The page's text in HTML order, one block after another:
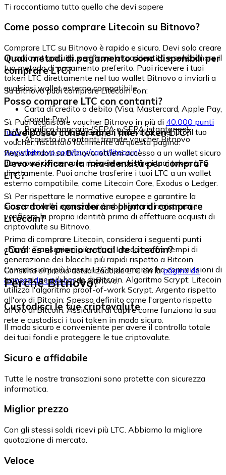
Ti raccontiamo tutto quello che devi sapere
Come posso comprare Litecoin su Bitnovo?
Comprare LTC su Bitnovo è rapido e sicuro. Devi solo creare
un account gratuito, verificare la tua identità e selezionare il
tuo metodo di pagamento preferito. Puoi ricevere i tuoi
token LTC direttamente nel tuo wallet Bitnovo o inviarli a
qualsiasi wallet esterno compatibile.
Quali metodi di pagamento sono disponibili per
comprare LTC?
Su Bitnovo puoi comprare Litecoin con:
Carta di credito o debito (Visa, Mastercard, Apple Pay,
Google Pay)
Bonifico bancario (SEPA o SEPA istantaneo)
Acquisto in contanti tramite voucher Bitnovo
Posso comprare LTC con contanti?
Sì. Puoi acquistare voucher Bitnovo in più di 40.000 punti
fisicidistribuiti in tutta Europa. Una volta ottenuto il tuo
voucher, riscattalo facilmente da questa pagina:
www.bitnovo.com/buy/cash/litecoin/
Dove posso conservare i miei token LTC?
Registrandoti su Bitnovo, ottieni accesso a un wallet sicuro
dove puoi conservare, ricevere e gestire i tuoi token LTC
direttamente. Puoi anche trasferire i tuoi LTC a un wallet
esterno compatibile, come Litecoin Core, Exodus o Ledger.
Devo verificare la mia identità per comprare
LTC?
Sì. Per rispettare le normative europee e garantire la
sicurezza delle operazioni, è obbligatorio registrarsi e
verificare la propria identità prima di effettuare acquisti di
criptovalute su Bitnovo.
Cosa dovrei considerare prima di comprare
Litecoin?
Prima di comprare Litecoin, considera i seguenti punti
chiave: Transazioni più veloci: Litecoin offre tempi di
generazione dei blocchi più rapidi rispetto a Bitcoin.
Commissioni più basse: LTC tipicamente ha commissioni di
transazione più basse di Bitcoin. Algoritmo Scrypt: Litecoin
utilizza l'algoritmo proof-of-work Scrypt. Argento rispetto
all'oro di Bitcoin: Spesso definito come l'argento rispetto
all'oro di Bitcoin. Assicurati di capire come funziona la sua
rete e custodisci i tuoi token in modo sicuro.
¿Cuál es el precio actual de Litecoin?
Consulta el precio actualizado de LTC en lapágina de
compra de Litecoinde Bitnovo.
Perché Bitnovo?
Custodisci le tue criptovalute
Il modo sicuro e conveniente per avere il controllo totale
dei tuoi fondi e proteggere le tue criptovalute.
Sicuro e affidabile
Tutte le nostre transazioni sono protette con sicurezza
informatica.
Miglior prezzo
Con gli stessi soldi, ricevi più LTC. Abbiamo la migliore
quotazione di mercato.
Veloce